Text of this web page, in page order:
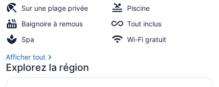
Luxury
Adults
Only
All
Sur une plage privée
Piscine
Baignoire à remous
Tout inclus
Spa
Wi-Fi gratuit
Afficher tout
Explorez la région